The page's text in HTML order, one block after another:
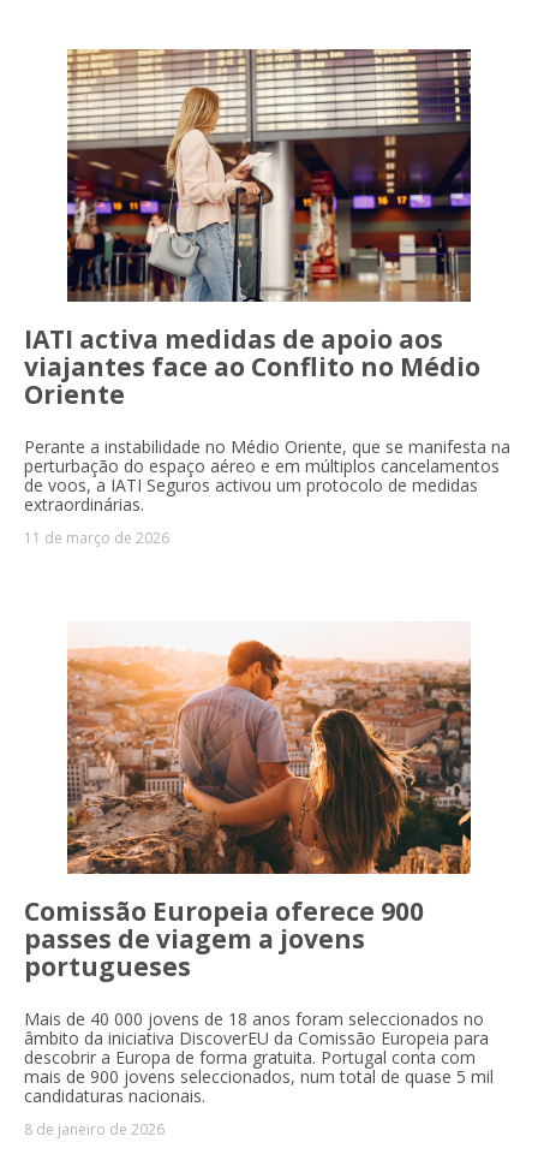
IATI activa medidas de apoio aos
viajantes face ao Conflito no Médio
Oriente
Perante a instabilidade no Médio Oriente, que se manifesta na
perturbação do espaço aéreo e em múltiplos cancelamentos
de voos, a IATI Seguros activou um protocolo de medidas
extraordinárias.
11 de março de 2026
Comissão Europeia oferece 900
passes de viagem a jovens
portugueses
Mais de 40 000 jovens de 18 anos foram seleccionados no
âmbito da iniciativa DiscoverEU da Comissão Europeia para
descobrir a Europa de forma gratuita. Portugal conta com
mais de 900 jovens seleccionados, num total de quase 5 mil
candidaturas nacionais.
8 de janeiro de 2026